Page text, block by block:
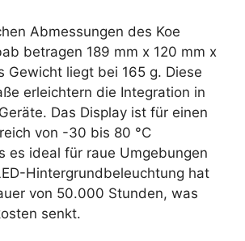
Abmessungen des Koe
betragen 189 mm x 120 mm x
Gewicht liegt bei 165 g. Diese
erleichtern die Integration in
Das Display ist für einen
von -30 bis 80 °C
es ideal für raue Umgebungen
Hintergrundbeleuchtung hat
von 50.000 Stunden, was
senkt.